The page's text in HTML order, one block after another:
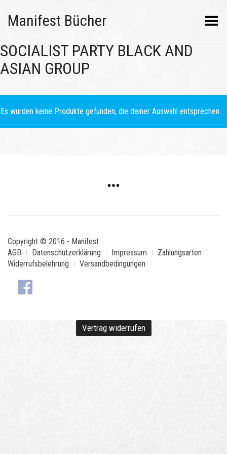
Manifest Bücher Menü umschalten
SOCIALIST PARTY BLACK AND
ASIAN GROUP
Es wurden keine Produkte gefunden, die deiner Auswahl entsprechen.
Copyright © 2016 - Manifest
AGB
Datenschutzerklärung Impressum
Zahlungsarten
Widerrufsbelehrung
Versandbedingungen
Vertrag widerrufen